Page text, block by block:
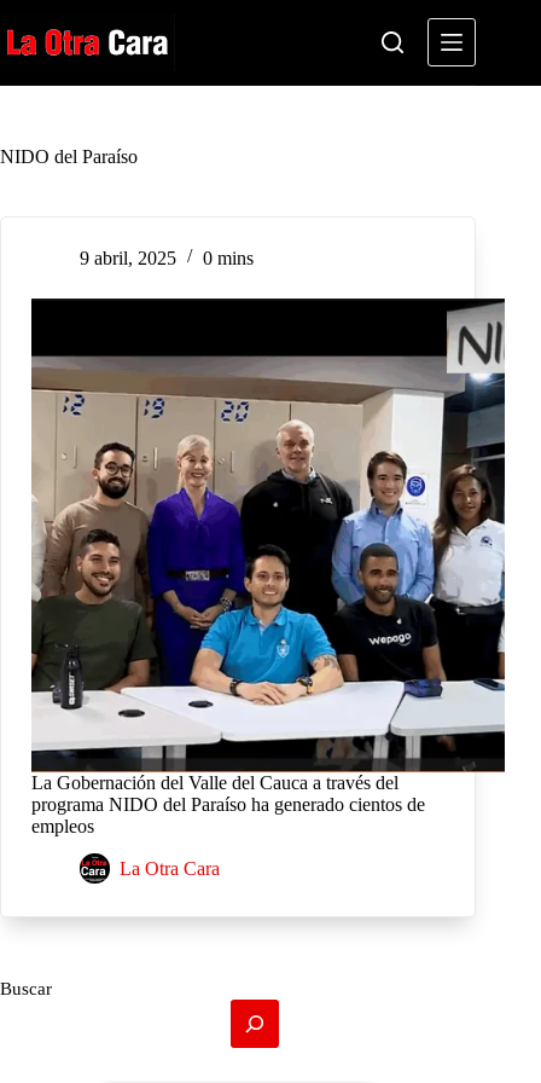
al
contenido
NIDO del Paraíso
9 abril, 2025 0 mins
La Gobernación del Valle del Cauca a través del
programa NIDO del Paraíso ha generado cientos de
empleos
La Otra Cara
Buscar